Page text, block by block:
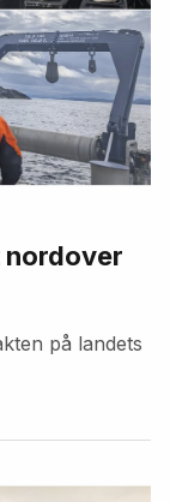
nordover
på landets